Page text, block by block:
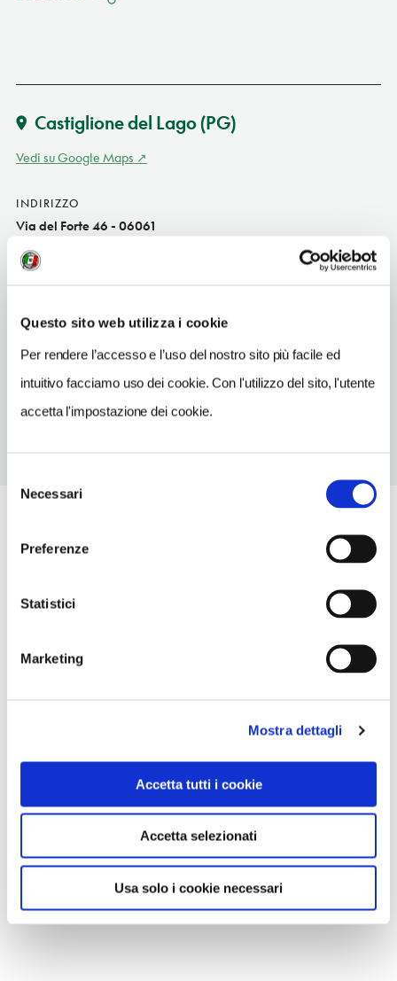
Questo sito web utilizza i cookie
Per rendere l’accesso e l’uso del nostro sito più facile ed
intuitivo facciamo uso dei cookie. Con l'utilizzo del sito, l'utente
accetta l'impostazione dei cookie.
delNecessari
Preferenze
Statistici
Marketing
Mostra dettagli
Accetta tutti i cookie
Accetta selezionati
Usa solo i cookie necessari
Castiglione del Lago(PG)
Vedi su Google Maps
INDIRIZZO
Via del Forte 46 - 06061
Castiglione del Lago (PG)
Umbria IT
www.cinemacaporali.it
TELEFONO
0759653152